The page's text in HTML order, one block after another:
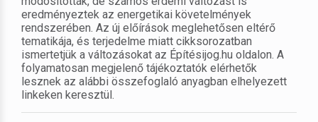
eredményeztek az energetikai követelmények
rendszerében. Az új előírások meglehetősen eltérő
tematikája, és terjedelme miatt cikksorozatban
ismertetjük a változásokat az Építésijog.hu oldalon. A
folyamatosan megjelenő tájékoztatók elérhetők
lesznek az alábbi összefoglaló anyagban elhelyezett
linkeken keresztül.